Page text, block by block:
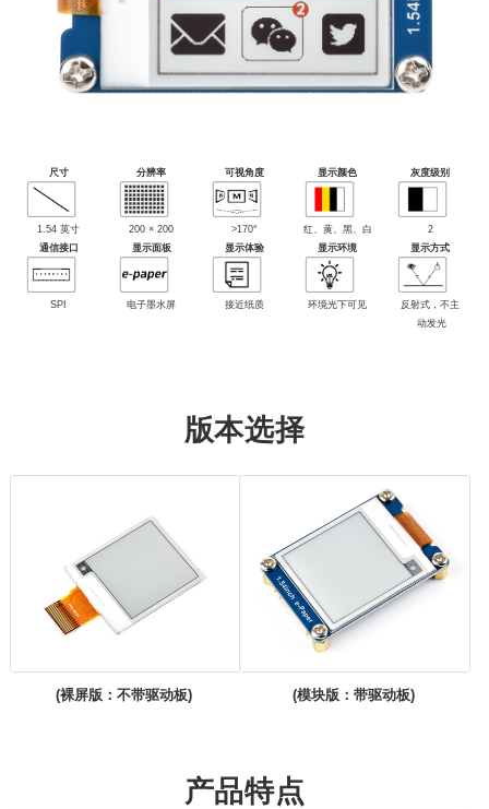
尺寸
1.54 英寸
分辨率
200 × 200
可视角度
>170°
显示颜色
红、黄、黑、白
灰度级别
2
通信接口
SPI
显示面板
电子墨水屏
显示体验
接近纸质
显示环境
环境光下可见
显示方式
反射式，不主
动发光
版本选择
(裸屏版：不带驱动板) (模块版：带驱动板)
产品特点